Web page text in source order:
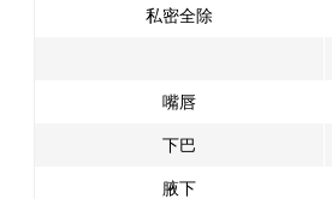
私密全除
嘴唇
下巴
腋下